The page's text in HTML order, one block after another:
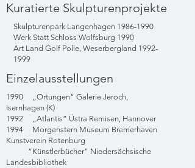
Kuratierte Skulpturenprojekte
Skulpturenpark Langenhagen 1986-1990
Werk Statt Schloss Wolfsburg 1990
Art Land Golf Polle, Weserbergland 1992-
1999
Einzelausstellungen
1990 „Ortungen“ Galerie Jeroch,
Isernhagen (K)
1992 „Atlantis“ Üstra Remisen, Hannover
1994 Morgenstern Museum Bremerhaven
Kunstverein Rotenburg
“Künstlerbücher” Niedersächsische
Landesbibliothek